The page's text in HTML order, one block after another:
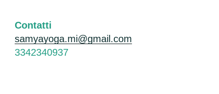
Contatti
samyayoga.mi@gmail.com
3342340937